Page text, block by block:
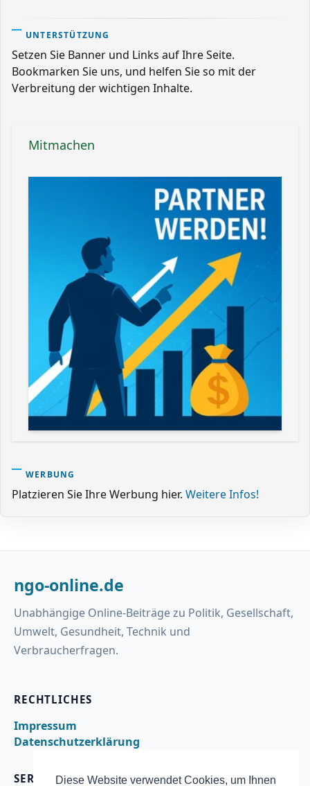
Diese Website verwendet Cookies, um Ihnen
UNTERSTÜTZUNG
Setzen Sie Banner und Links auf Ihre Seite.
Bookmarken Sie uns, und helfen Sie so mit der
Verbreitung der wichtigen Inhalte.
Mitmachen
WERBUNG
Platzieren Sie Ihre Werbung hier. Weitere Infos!
ngo-online.de
Unabhängige Online-Beiträge zu Politik, Gesellschaft,
Umwelt, Gesundheit, Technik und
Verbraucherfragen.
RECHTLICHES
Impressum
Datenschutzerklärung
SERVICE